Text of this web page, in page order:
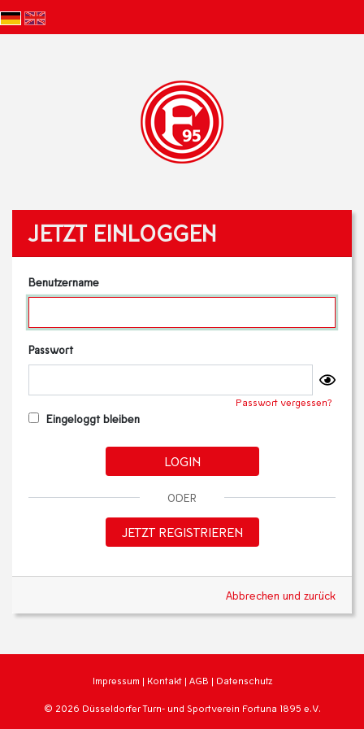
JETZT EINLOGGEN
Benutzername
Passwort
Passwort vergessen?
Eingeloggt bleiben
LOGIN
ODER
JETZT REGISTRIEREN
Abbrechen und zurück
Impressum | Kontakt | AGB | Datenschutz
© 2026 Düsseldorfer Turn- und Sportverein Fortuna 1895 e.V.